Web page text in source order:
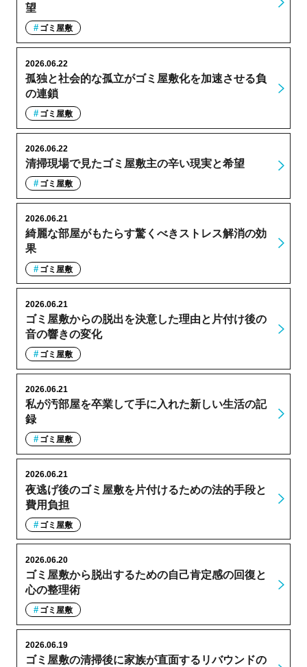
望
ゴミ屋敷
孤独と社会的な孤立がゴミ屋敷化を加速させる負
の連鎖
2026.06.22
ゴミ屋敷
清掃現場で見たゴミ屋敷主の辛い現実と希望
2026.06.22
ゴミ屋敷
綺麗な部屋がもたらす驚くべきストレス解消の効
果
2026.06.21
ゴミ屋敷
ゴミ屋敷からの脱出を決意した理由と片付け後の
音の響きの変化
2026.06.21
ゴミ屋敷
私が汚部屋を卒業して手に入れた新しい生活の記
録
2026.06.21
ゴミ屋敷
夜逃げ後のゴミ屋敷を片付けるための法的手段と
費用負担
2026.06.21
ゴミ屋敷
ゴミ屋敷から脱出するための自己肯定感の回復と
心の整理術
2026.06.20
ゴミ屋敷
ゴミ屋敷の清掃後に家族が直面するリバウンドの
2026.06.19